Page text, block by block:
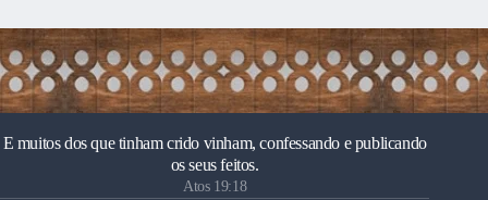
E muitos dos que tinham crido vinham, confessando e publicando
os seus feitos.
Atos 19:18